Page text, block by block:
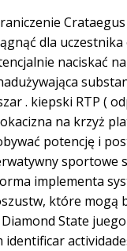
dla
naciskać
. kiepski RTP (
na krzyż
potencję i
sportowe
implementa
które mogą
State
identificar